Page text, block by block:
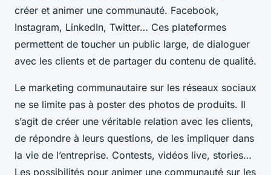
créer et animer une communauté. Facebook,
Instagram, LinkedIn, Twitter… Ces plateformes
permettent de toucher un public large, de dialoguer
avec les clients et de partager du contenu de qualité.
Le marketing communautaire sur les réseaux sociaux
ne se limite pas à poster des photos de produits. Il
s’agit de créer une véritable relation avec les clients,
de répondre à leurs questions, de les impliquer dans
la vie de l’entreprise. Contests, vidéos live, stories…
Les possibilités pour animer une communauté sur les